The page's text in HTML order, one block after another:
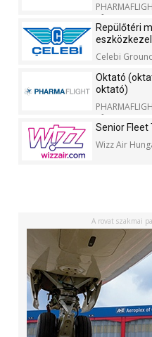
Kft.
Repülőtéri
Celebi
Oktató
oktató)
Kft.
Senior Fleet
Wizz Air
A rovat szakmai